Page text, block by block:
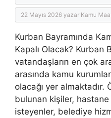
22 Mayıs 2026 yazar Kamu
Kurban Bayramında
Kapalı Olacak? Kurban
vatandaşların en çok
arasında kamu
olacağı yer almaktadır.
bulunan kişiler,
isteyenler, belediye